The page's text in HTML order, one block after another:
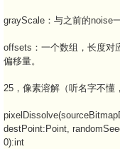
grayScale：与之前的noise
offsets：一个数组，长度对
偏移量。
25，像素溶解（听名字不懂
destPoint:Point,
0):int